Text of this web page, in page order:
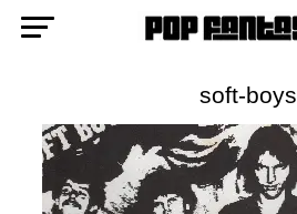
soft-boys